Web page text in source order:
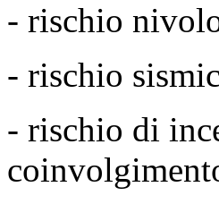
- rischio
- rischio
- rischio di